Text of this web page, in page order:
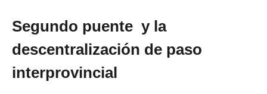
Segundo puente y la
descentralización de paso
interprovincial